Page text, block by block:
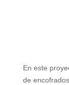
En este
de